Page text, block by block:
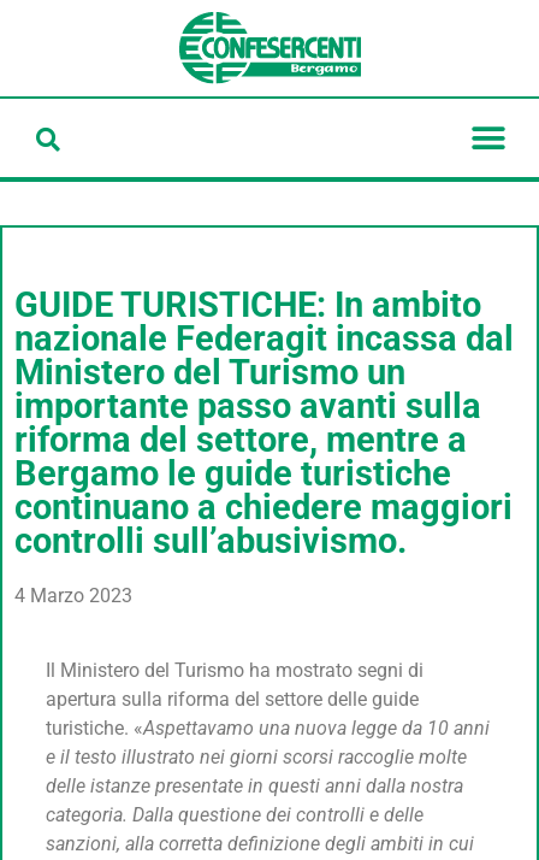
GUIDE TURISTICHE: In ambito
nazionale Federagit incassa dal
Ministero del Turismo un
importante passo avanti sulla
riforma del settore, mentre a
Bergamo le guide turistiche
continuano a chiedere maggiori
controlli sull’abusivismo.
4 Marzo 2023
Il Ministero del Turismo ha mostrato segni di
apertura sulla riforma del settore delle guide
turistiche. «Aspettavamo una nuova legge da 10 anni
e il testo illustrato nei giorni scorsi raccoglie molte
delle istanze presentate in questi anni dalla nostra
categoria. Dalla questione dei controlli e delle
sanzioni, alla corretta definizione degli ambiti in cui